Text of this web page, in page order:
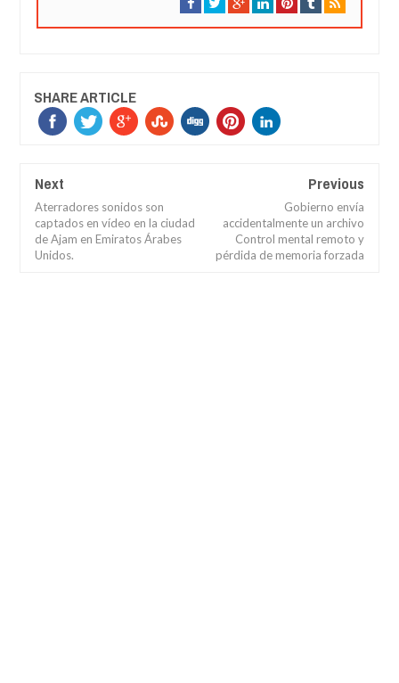
SHARE ARTICLE
Next
Aterradores sonidos son
captados en vídeo en la ciudad
de Ajam en Emiratos Árabes
Unidos.
Previous
Gobierno envía
accidentalmente un archivo
Control mental remoto y
pérdida de memoria forzada